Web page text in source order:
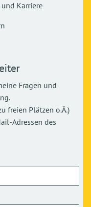
und Karriere
Fragen und
freien Plätzen o.Ä.)
Adressen des